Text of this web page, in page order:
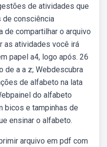
de atividades que
de consciência
de compartilhar o arquivo
as atividades você irá
papel a4, logo após. 26
de a a z; Webdescubra
de alfabeto na lata
do alfabeto
bicos e tampinhas de
ensinar o alfabeto.
arquivo em pdf com